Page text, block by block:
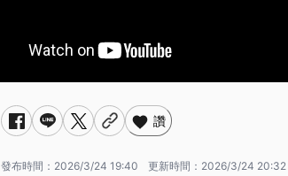
讚
發布時間： 2026/3/24 19:40 更新時間： 2026/3/24 20:32